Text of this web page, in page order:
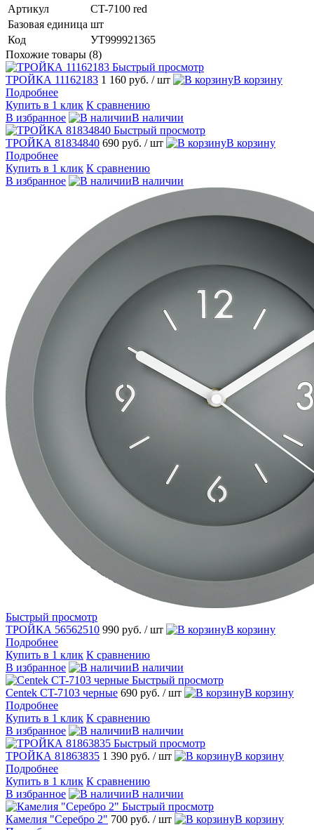
Артикул
CT-7100 red
Базовая единица шт
Код
УТ999921365
Похожие товары (8)
Быстрый просмотр
ТРОЙКА 11162183 1 160 руб. / шт
В корзину
Подробнее
Купить в 1 клик К сравнению
В избранное
В наличии
Быстрый просмотр
ТРОЙКА 81834840 690 руб. / шт
В корзину
Подробнее
Купить в 1 клик К сравнению
В избранное
В наличии
Быстрый просмотр
ТРОЙКА 56562510 990 руб. / шт
В корзину
Подробнее
Купить в 1 клик К сравнению
В избранное
В наличии
Быстрый просмотр
Centek CT-7103 черные 690 руб. / шт
В корзину
Подробнее
Купить в 1 клик К сравнению
В избранное
В наличии
Быстрый просмотр
ТРОЙКА 81863835 1 390 руб. / шт
В корзину
Подробнее
Купить в 1 клик К сравнению
В избранное
В наличии
Быстрый просмотр
Камелия "Серебро 2" 700 руб. / шт
В корзину